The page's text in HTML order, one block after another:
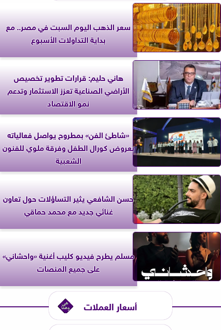
سعر الذهب اليوم السبت في مصر.. مع
بداية التداولات الأسبوع
هاني حليم: قرارات تطوير تخصيص
الأراضي الصناعية تعزز الاستثمار وتدعم
نمو الاقتصاد
«شاطئ الفن» بمطروح يواصل فعالياته
بعروض كورال الطفل وفرقة ملوي للفنون
الشعبية
حسن الشافعي يثير التساؤلات حول تعاون
غنائي جديد مع محمد حماقي
مسلم يطرح فيديو كليب أغنية «واحشاني»
على جميع المنصات
أسعار العملات